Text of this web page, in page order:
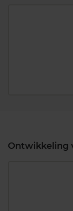
Ontwikkeling